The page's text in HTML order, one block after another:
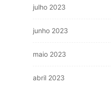
julho 2023
junho 2023
maio 2023
abril 2023